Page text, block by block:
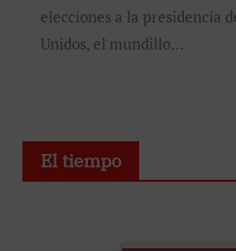
elecciones a la presidencia
Unidos, el mundillo…
El tiempo